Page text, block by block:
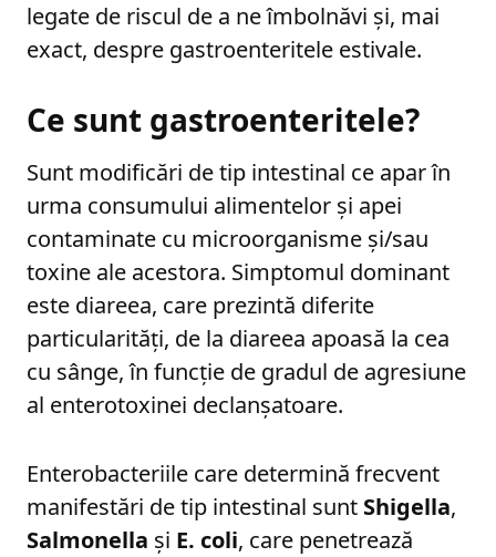
legate de riscul de a ne îmbolnăvi și, mai
exact, despre gastroenteritele estivale.
Ce sunt gastroenteritele?
Sunt modificări de tip intestinal ce apar în
urma consumului alimentelor și apei
contaminate cu microorganisme și/sau
toxine ale acestora. Simptomul dominant
este diareea, care prezintă diferite
particularități, de la diareea apoasă la cea
cu sânge, în funcție de gradul de agresiune
al enterotoxinei declanșatoare.
Enterobacteriile care determină frecvent
manifestări de tip intestinal sunt Shigella,
Salmonella și E. coli, care penetrează